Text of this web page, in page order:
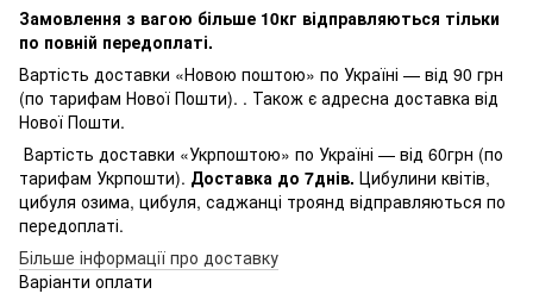
Замовлення з вагою більше 10кг відправляються тільки
по повній передоплаті.
Вартість доставки «Новою поштою» по Україні — від 90 грн
(по тарифам Нової Пошти). . Також є адресна доставка від
Нової Пошти.
Вартість доставки «Укрпоштою» по Україні — від 60грн (по
тарифам Укрпошти). Доставка до 7днів. Цибулини квітів,
цибуля озима, цибуля, саджанці троянд відправляються по
передоплаті.
Більше інформації про доставку
Варіанти оплати